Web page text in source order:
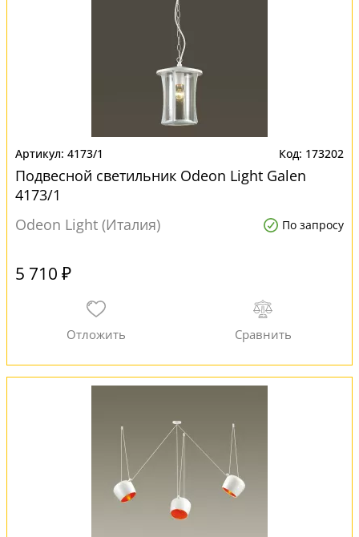
4173/1 173202
Подвесной светильник Odeon Light Galen
4173/1
Odeon Light (Италия)
По запросу
5 710 ₽